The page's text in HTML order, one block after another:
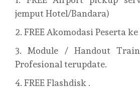
jemput Hotel/Bandara)
FREE Akomodasi Peserta
Module / Handout
Profesional terupdate.
FREE Flashdisk .